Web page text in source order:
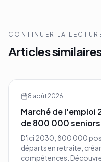
CONTINUER LA
Articles
8 août 2026
Marché de l'emploi
de 800 000
compétences
D'ici 2030, 800 000
départs en retraite,
compétences.